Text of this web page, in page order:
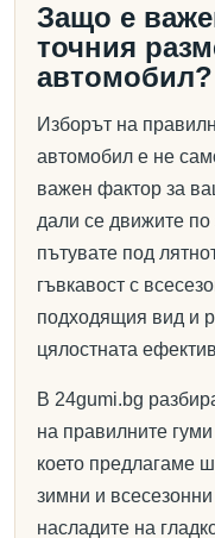
Защо е
точния
автомобил?
Изборът на
автомобил е не
важен фактор за
дали се движите
пътувате под
гъвкавост с
подходящия вид и
цялостната
В 24gumi.bg
на правилните
което предлагаме
зимни и
насладите на